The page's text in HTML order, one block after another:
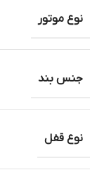
نوع موتور
جنس بند
نوع قفل